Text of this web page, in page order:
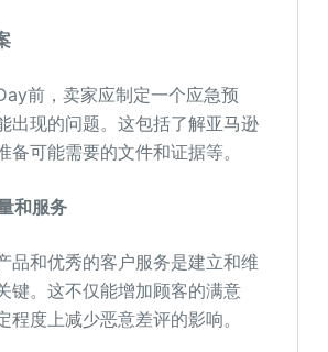
前，卖家应制定一个应急预
出现的问题。这包括了解亚马逊
备可能需要的文件和证据等。
和服务
品和优秀的客户服务是建立和维
键。这不仅能增加顾客的满意
程度上减少恶意差评的影响。